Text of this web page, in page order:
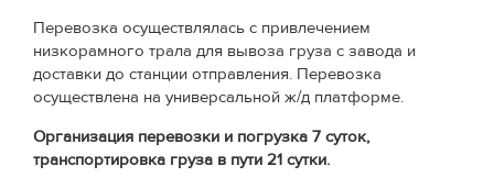
Перевозка осуществлялась с привлечением
низкорамного трала для вывоза груза с завода и
доставки до станции отправления. Перевозка
осуществлена на универсальной ж/д платформе.
Организация перевозки и погрузка 7 суток,
транспортировка груза в пути 21 сутки.